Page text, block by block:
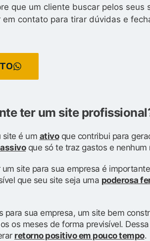
que um cliente buscar pelos seus
em contato para tirar dúvidas e
ter um site
site é um ativoque contribui para
que só te traz gastos e nenhum
site para sua empresa é
que seu site seja uma poderosa
para sua empresa, um site bem
os meses de forma previsível.
retorno positivo em pouco tempo.